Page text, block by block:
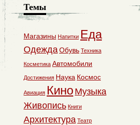
Темы
Магазины Напитки Еда
ОдеждаОбувь Техника
Косметика Автомобили
Достижения Наука Космос
Авиация Кино Музыка
Живопись Книги
Архитектура Театр